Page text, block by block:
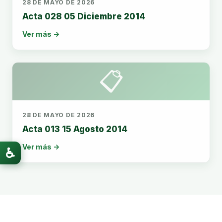
28 DE MAYO DE 2026
Acta 028 05 Diciembre 2014
Ver más →
📋
28 DE MAYO DE 2026
Acta 013 15 Agosto 2014
Ver más →
♿